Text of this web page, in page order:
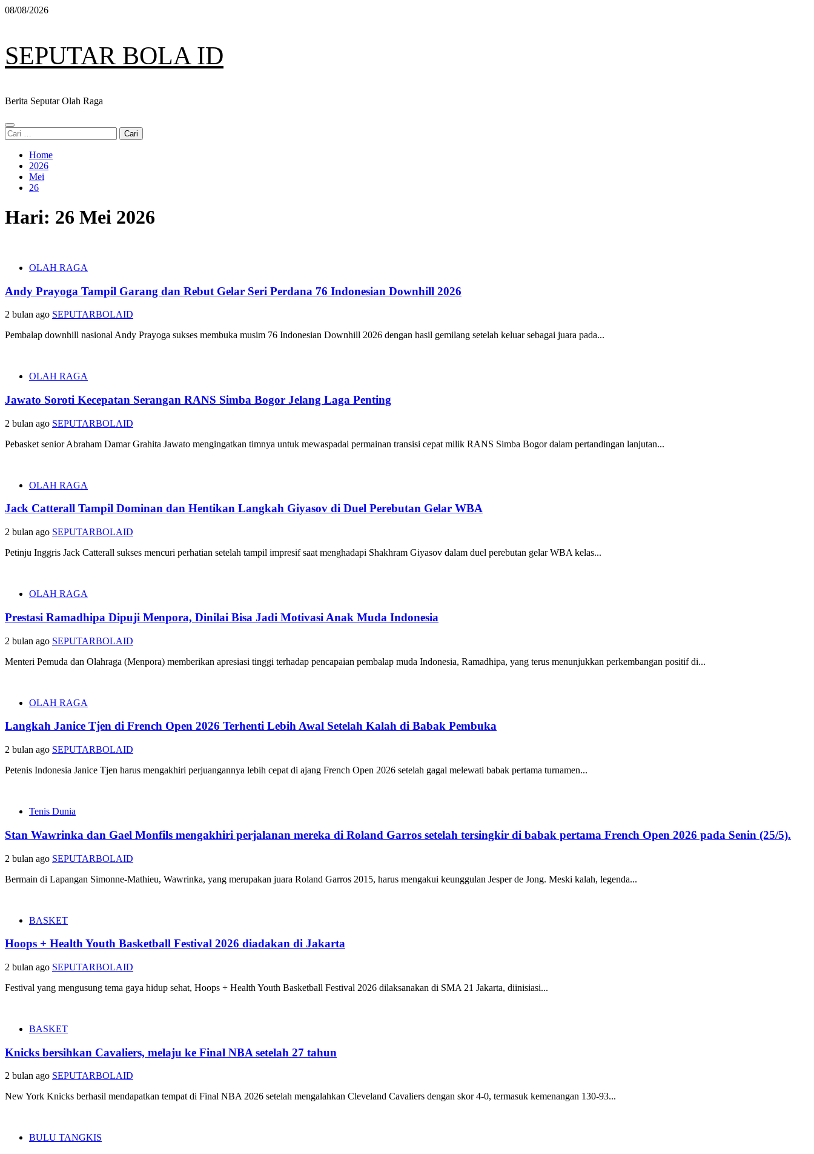
Skip
08/08/2026
SEPUTAR BOLA ID
Berita Seputar Olah Raga
Primary
Menu
Cari
untuk:
Home
2026
Mei
26
Hari: 26 Mei 2026
OLAH RAGA
Andy Prayoga Tampil Garang dan Rebut Gelar Seri Perdana 76 Indonesian Downhill 2026
2 bulan ago SEPUTARBOLAID
Pembalap downhill nasional Andy Prayoga sukses membuka musim 76 Indonesian Downhill 2026 dengan hasil gemilang setelah keluar sebagai juara pada...
OLAH RAGA
Jawato Soroti Kecepatan Serangan RANS Simba Bogor Jelang Laga Penting
2 bulan ago SEPUTARBOLAID
Pebasket senior Abraham Damar Grahita Jawato mengingatkan timnya untuk mewaspadai permainan transisi cepat milik RANS Simba Bogor dalam pertandingan lanjutan...
OLAH RAGA
Jack Catterall Tampil Dominan dan Hentikan Langkah Giyasov di Duel Perebutan Gelar WBA
2 bulan ago SEPUTARBOLAID
Petinju Inggris Jack Catterall sukses mencuri perhatian setelah tampil impresif saat menghadapi Shakhram Giyasov dalam duel perebutan gelar WBA kelas...
OLAH RAGA
Prestasi Ramadhipa Dipuji Menpora, Dinilai Bisa Jadi Motivasi Anak Muda Indonesia
2 bulan ago SEPUTARBOLAID
Menteri Pemuda dan Olahraga (Menpora) memberikan apresiasi tinggi terhadap pencapaian pembalap muda Indonesia, Ramadhipa, yang terus menunjukkan perkembangan positif di...
OLAH RAGA
Langkah Janice Tjen di French Open 2026 Terhenti Lebih Awal Setelah Kalah di Babak Pembuka
2 bulan ago SEPUTARBOLAID
Petenis Indonesia Janice Tjen harus mengakhiri perjuangannya lebih cepat di ajang French Open 2026 setelah gagal melewati babak pertama turnamen...
Tenis Dunia
Stan Wawrinka dan Gael Monfils mengakhiri perjalanan mereka di Roland Garros setelah tersingkir di babak pertama French Open 2026 pada Senin (25/5).
2 bulan ago SEPUTARBOLAID
Bermain di Lapangan Simonne-Mathieu, Wawrinka, yang merupakan juara Roland Garros 2015, harus mengakui keunggulan Jesper de Jong. Meski kalah, legenda...
BASKET
Hoops + Health Youth Basketball Festival 2026 diadakan di Jakarta
2 bulan ago SEPUTARBOLAID
Festival yang mengusung tema gaya hidup sehat, Hoops + Health Youth Basketball Festival 2026 dilaksanakan di SMA 21 Jakarta, diinisiasi...
BASKET
Knicks bersihkan Cavaliers, melaju ke Final NBA setelah 27 tahun
2 bulan ago SEPUTARBOLAID
New York Knicks berhasil mendapatkan tempat di Final NBA 2026 setelah mengalahkan Cleveland Cavaliers dengan skor 4-0, termasuk kemenangan 130-93...
BULU TANGKIS